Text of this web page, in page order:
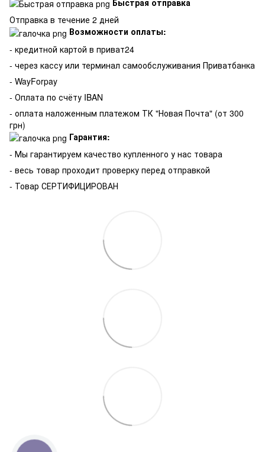
Быстрая отправка
Отправка в течение 2 дней
Возможности оплаты:
- кредитной картой в приват24
- через кассу или терминал самообслуживания Приватбанка
- WayForpay
- Оплата по счёту IBAN
- оплата наложенным платежом ТК "Новая Почта" (от 300
грн)
Гарантия:
- Мы гарантируем качество купленного у нас товара
- весь товар проходит проверку перед отправкой
- Товар СЕРТИФИЦИРОВАН